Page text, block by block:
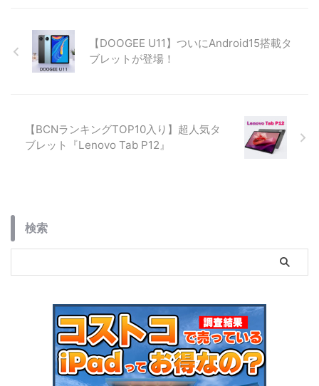
クセサリ、コストコで購入する際
の注意点まで詳しく解説します。【DOOGEE U11】ついにAndroid15搭載タ
ブレットが登場！
【BCNランキングTOP10入り】超人気タ
ブレット『Lenovo Tab P12』
検索